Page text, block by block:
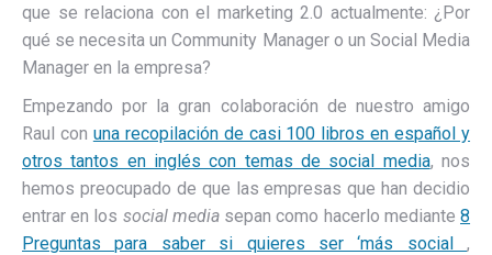
que se relaciona con el marketing 2.0 actualmente: ¿Por
qué se necesita un Community Manager o un Social Media
Manager en la empresa?
Empezando por la gran colaboración de nuestro amigo
Raul con una recopilación de casi 100 libros en español y
otros tantos en inglés con temas de social media, nos
hemos preocupado de que las empresas que han decidio
entrar en los social mediasepan como hacerlo mediante8
Preguntas para saber si quieres ser ‘más social ,